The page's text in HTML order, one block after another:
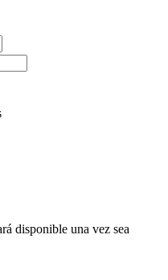
disponible una vez sea